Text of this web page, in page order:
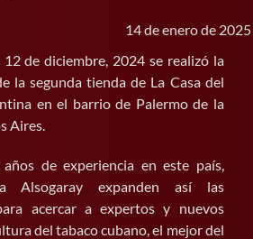
14 de enero de 2025
12 de diciembre, 2024 se realizó la
la segunda tienda de La Casa del
en el barrio de Palermo de la
Aires.
de experiencia en este país,
Alsogaray expanden así las
acercar a expertos y nuevos
del tabaco cubano, el mejor del